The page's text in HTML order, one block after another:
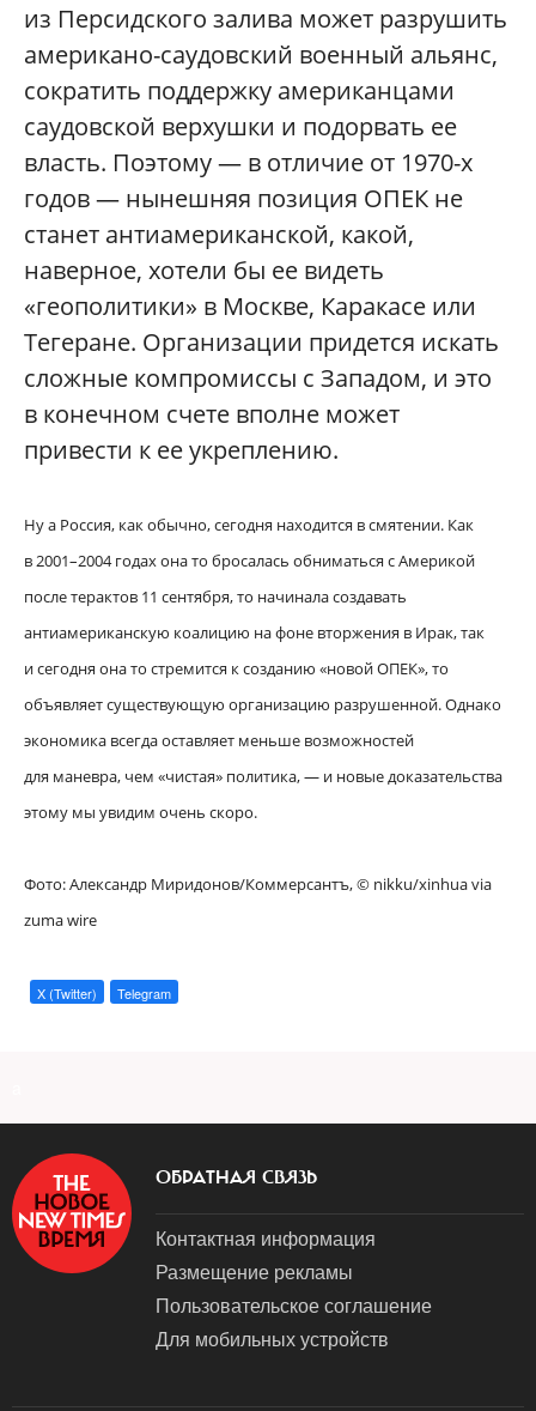
из Персидского залива может разрушить
американо-саудовский военный альянс,
сократить поддержку американцами
саудовской верхушки и подорвать ее
власть. Поэтому — в отличие от 1970-х
годов — нынешняя позиция ОПЕК не
станет антиамериканской, какой,
наверное, хотели бы ее видеть
«геополитики» в Москве, Каракасе или
Тегеране. Организации придется искать
сложные компромиссы с Западом, и это
в конечном счете вполне может
привести к ее укреплению.
Ну а Россия, как обычно, сегодня находится в смятении. Как
в 2001–2004 годах она то бросалась обниматься с Америкой
после терактов 11 сентября, то начинала создавать
антиамериканскую коалицию на фоне вторжения в Ирак, так
и сегодня она то стремится к созданию «новой ОПЕК», то
объявляет существующую организацию разрушенной. Однако
экономика всегда оставляет меньше возможностей
для маневра, чем «чистая» политика, — и новые доказательства
этому мы увидим очень скоро.
Фото: Александр Миридонов/Коммерсантъ,© nikku/xinhua via
zuma wire
X (Twitter) Telegram
ОБРАТНАЯ СВЯЗЬ
Контактная информация
Размещение рекламы
Пользовательское соглашение
Для мобильных устройств